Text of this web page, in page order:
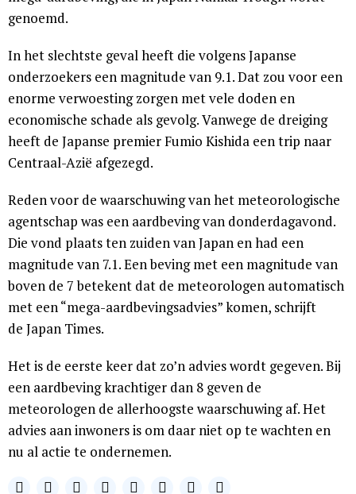
genoemd.
In het slechtste geval heeft die volgens Japanse
onderzoekers een magnitude van 9.1. Dat zou voor een
enorme verwoesting zorgen met vele doden en
economische schade als gevolg. Vanwege de dreiging
heeft de Japanse premier Fumio Kishida een trip naar
Centraal-Azië afgezegd.
Reden voor de waarschuwing van het meteorologische
agentschap was een aardbeving van donderdagavond.
Die vond plaats ten zuiden van Japan en had een
magnitude van 7.1. Een beving met een magnitude van
boven de 7 betekent dat de meteorologen automatisch
met een “mega-aardbevingsadvies” komen, schrijft
de Japan Times.
Het is de eerste keer dat zo’n advies wordt gegeven. Bij
een aardbeving krachtiger dan 8 geven de
meteorologen de allerhoogste waarschuwing af. Het
advies aan inwoners is om daar niet op te wachten en
nu al actie te ondernemen.